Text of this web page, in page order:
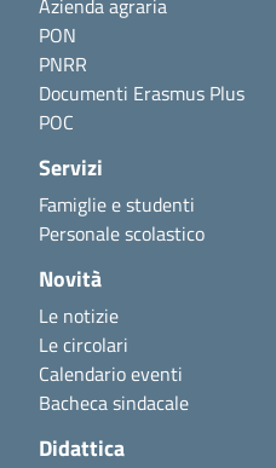
PON
PNRR
Documenti Erasmus Plus
POC
Servizi
Famiglie e studenti
Personale scolastico
Novità
Le notizie
Le circolari
Calendario eventi
Bacheca sindacale
Didattica